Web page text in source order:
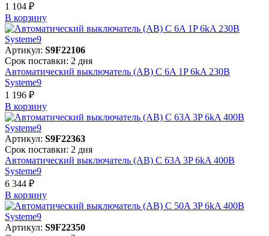
1 104 ₽
В корзинy
Артикул: S9F22106
Срок поставки: 2 дня
Автоматический выключатель (АВ) C 6A 1P 6kA 230В
Systeme9
1 196 ₽
В корзинy
Артикул: S9F22363
Срок поставки: 2 дня
Автоматический выключатель (АВ) C 63A 3P 6kA 400В
Systeme9
6 344 ₽
В корзинy
Артикул: S9F22350